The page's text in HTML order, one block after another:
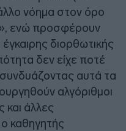
νόημα στον όρο
ενώ προσφέρουν
διορθωτικής
δεν είχε ποτέ
αυτά τα
αλγόριθμοι
άλλες
καθηγητής